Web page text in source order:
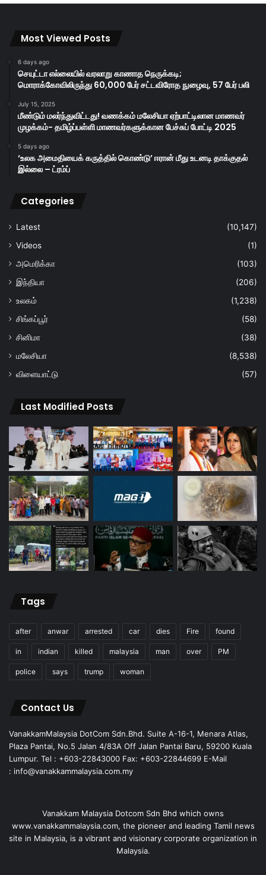
Most Viewed Posts
6 days ago
செயுட்டா எல்லையில் வரலாறு காணாத நெருக்கடி;
மொராக்கோவிலிருந்து 60,000 பேர் சட்டவிரோத நுழைவு, 57 பேர் பலி
July 15, 2025
மீண்டும் மலர்ந்துவிட்டது! வணக்கம் மலேசியா ஏற்பாட்டிலான மாணவர்
முழக்கம்- தமிழ்ப்பள்ளி மாணவர்களுக்கான பேச்சுப் போட்டி 2025
5 days ago
‘உலக அமைதியைக் கருத்தில் கொண்டு’ ஈரான் மீது உடனடி தாக்குதல்
இல்லை – ட்ரம்ப்
Categories
Latest
(10,147)
Videos
(1)
அமெரிக்கா
(103)
இந்தியா
(206)
உலகம்
(1,238)
சிங்கப்பூர்
(58)
சினிமா
(38)
மலேசியா
(8,538)
விளையாட்டு
(57)
Last Modified Posts
Tags
after anwar arrested car dies Fire found
in indian killed malaysia man over PM
police says trump woman
Contact Us
VanakkamMalaysia DotCom Sdn.Bhd. Suite A-16-1, Menara Atlas,
Plaza Pantai, No.5 Jalan 4/83A Off Jalan Pantai Baru, 59200 Kuala
Lumpur. Tel : +603-22843000 Fax: +603-22844699 E-Mail
: info@vanakkammalaysia.com.my
Vanakkam Malaysia Dotcom Sdn Bhd which owns
www.vanakkammalaysia.com, the pioneer and leading Tamil news
site in Malaysia, is a vibrant and visionary corporate organization in
Malaysia.